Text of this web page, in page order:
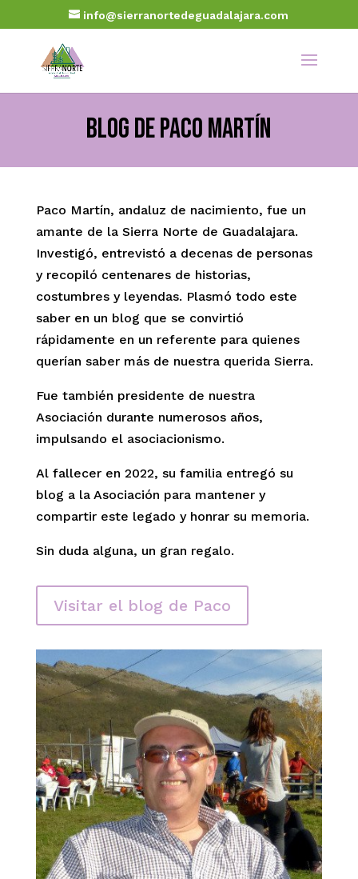
info@sierranortedeguadalajara.com
Blog de Paco Martín
Paco Martín, andaluz de nacimiento, fue un
amante de la Sierra Norte de Guadalajara.
Investigó, entrevistó a decenas de personas
y recopiló centenares de historias,
costumbres y leyendas. Plasmó todo este
saber en un blog que se convirtió
rápidamente en un referente para quienes
querían saber más de nuestra querida Sierra.
Fue también presidente de nuestra
Asociación durante numerosos años,
impulsando el asociacionismo.
Al fallecer en 2022, su familia entregó su
blog a la Asociación para mantener y
compartir este legado y honrar su memoria.
Sin duda alguna, un gran regalo.
Visitar el blog de Paco